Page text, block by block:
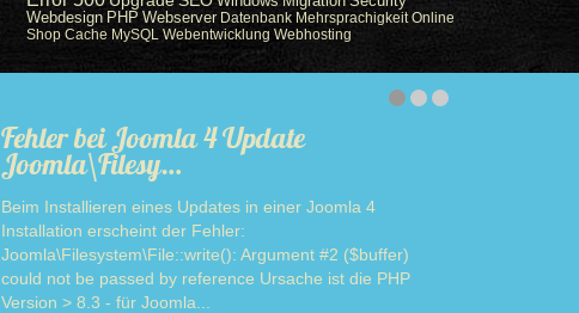
Webdesign PHP Webserver Datenbank Mehrsprachigkeit Online
Shop Cache MySQL Webentwicklung Webhosting
Fehler bei Joomla 4 Update
Joomla\Filesy…
Beim Installieren eines Updates in einer Joomla 4
Installation erscheint der Fehler:
Joomla\Filesystem\File::write(): Argument #2 ($buffer)
could not be passed by reference Ursache ist die PHP
Version > 8.3 - für Joomla...